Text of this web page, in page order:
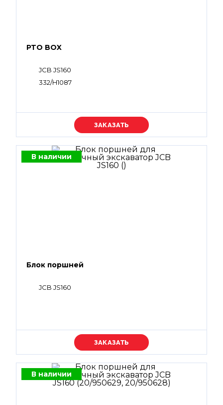
PTO BOX
JCB JS160
332/H1087
Уточняйте цену
В наличии
Блок поршней
JCB JS160
Уточняйте цену
В наличии